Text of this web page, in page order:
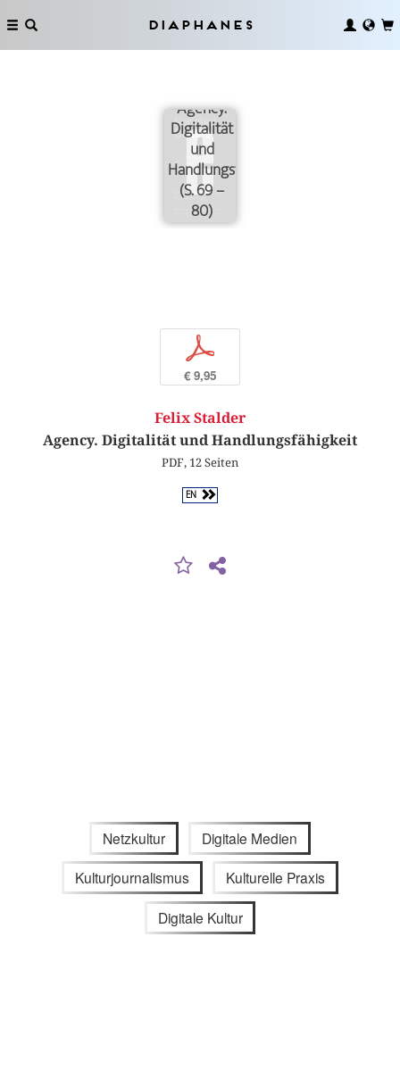
Diaphanes
Agency.
Digitalität
und
Handlungsfähigkeit
(S. 69 –
80)
p
€ 9,95
Felix Stalder
Agency. Digitalität und Handlungsfähigkeit
PDF, 12 Seiten
EN
Netzkultur Digitale Medien
Kulturjournalismus Kulturelle Praxis
Digitale Kultur